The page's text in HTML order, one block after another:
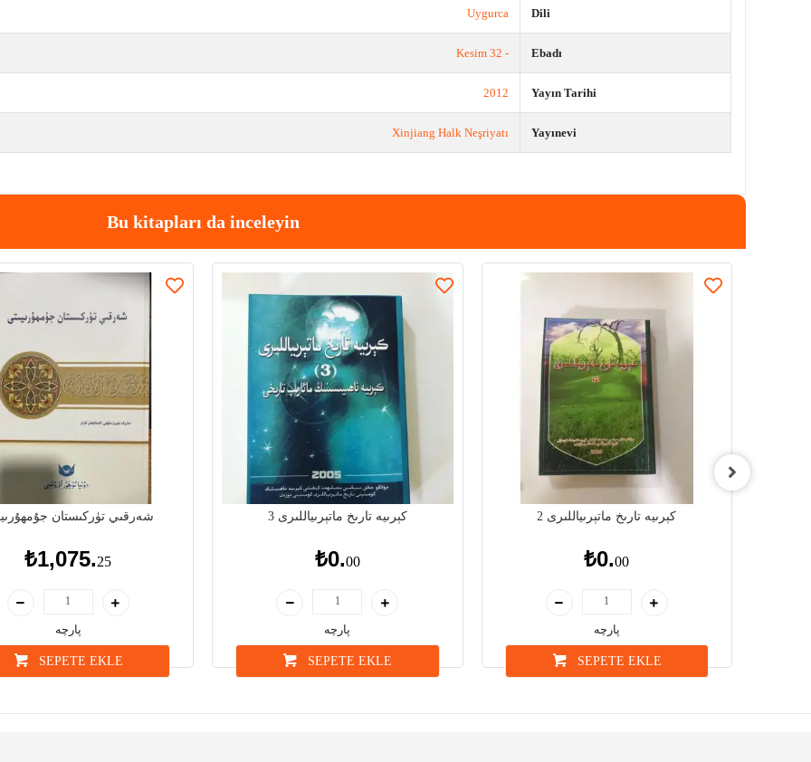
Dili
Uygurca
Ebadı
- 32 Kesim
Yayın Tarihi
2012
Yayınevi
Xinjiang Halk Neşriyatı
Bu kitapları da inceleyin
شەرقىي تۈركىستان
₺1,075.25
پارچە
SEPETE EKLE
كېرىيە تارىخ ماتېرىياللىرى 3
₺0.00
پارچە
SEPETE EKLE
كېرىيە تارىخ ماتېرىياللىرى 2
₺0.00
پارچە
SEPETE EKLE